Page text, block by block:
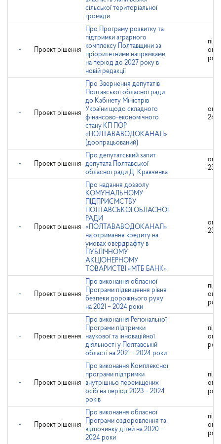
сільської територіальної
громади
- Проект рішення
Про Програму розвитку та
підтримки аграрного
комплексу Полтавщини за
пріоритетними напрямками
на період до 2027 року в
новій редакції
- Проект рішення
Про Звернення депутатів
Полтавської обласної ради
до Кабінету Міністрів
України щодо складного
фінансово-економічного
стану КП ПОР
«ПОЛТАВАВОДОКАНАЛ»
(доопрацьований)
- Проект рішення
Про депутатський запит
депутата Полтавської
обласної ради Д. Кравченка
- Проект рішення
Про надання дозволу
КОМУНАЛЬНОМУ
ПІДПРИЄМСТВУ
ПОЛТАВСЬКОЇ ОБЛАСНОЇ
РАДИ
«ПОЛТАВАВОДОКАНАЛ»
на отримання кредиту на
умовах овердрафту в
ПУБЛІЧНОМУ
АКЦІОНЕРНОМУ
ТОВАРИСТВІ «МТБ БАНК»
- Проект рішення
Про виконання обласної
Програми підвищення рівня
безпеки дорожнього руху
на 2021 – 2024 роки
- Проект рішення
Про виконання Регіональної
Програми підтримки
наукової та інноваційної
діяльності у Полтавській
області на 2021 – 2024 роки
- Проект рішення
Про виконання Комплексної
програми підтримки
внутрішньо переміщених
осіб на період 2023 – 2024
років
- Проект рішення
Про виконання обласної
Програми оздоровлення та
відпочинку дітей на 2020 –
2024 роки